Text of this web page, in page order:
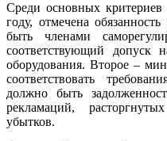
Среди основных
году, отмечена
быть членами
соответствующий допуск
оборудования. Второе –
соответствовать
должно быть
рекламаций,
убытков.